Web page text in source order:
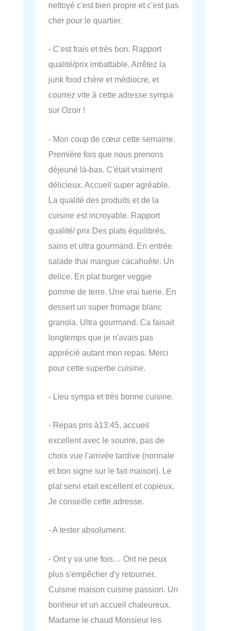
nettoyé c'est bien propre et c'est pas
cher pour le quartier.
- C'est frais et très bon. Rapport
qualité/prix imbattable. Arrêtez la
junk food chère et médiocre, et
courrez vite à cette adresse sympa
sur Ozoir !
- Mon coup de cœur cette semaine.
Première fois que nous prenons
déjeuné là-bas. C'était vraiment
délicieux. Accueil super agréable.
La qualité des produits et de la
cuisine est incroyable. Rapport
qualité/ prix Des plats équilibrés,
sains et ultra gourmand. En entrée
salade thai mangue cacahuète. Un
delice. En plat burger veggie
pomme de terre. Une vrai tuerie. En
dessert un super fromage blanc
granola. Ultra gourmand. Ca faisait
longtemps que je n'avais pas
apprécié autant mon repas. Merci
pour cette superbe cuisine.
- Lieu sympa et très bonne cuisine.
- Repas pris à13:45, accueil
excellent avec le sourire, pas de
choix vue l'arrivée tardive (normale
et bon signe sur le fait maison). Le
plat servi etait excellent et copieux.
Je conseille cette adresse.
- A tester absolument.
- Ont y va une fois… Ont ne peux
plus s'empêcher d'y retourner.
Cuisine maison cuisine passion. Un
bonheur et un accueil chaleureux.
Madame le chaud Monsieur les